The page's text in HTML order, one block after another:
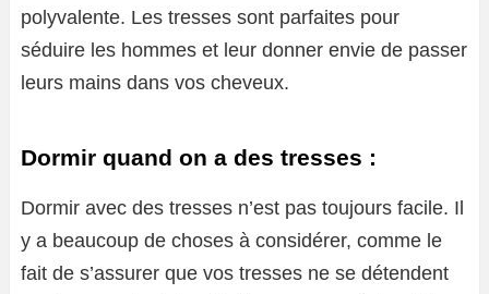
polyvalente. Les tresses sont parfaites pour
séduire les hommes et leur donner envie de passer
leurs mains dans vos cheveux.
Dormir quand on a des tresses :
Dormir avec des tresses n’est pas toujours facile. Il
y a beaucoup de choses à considérer, comme le
fait de s’assurer que vos tresses ne se détendent